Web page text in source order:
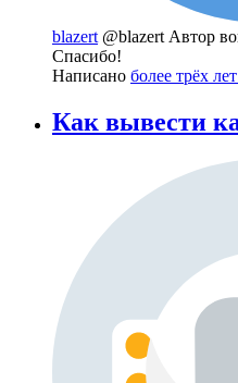
blazert @blazert Автор
Спасибо!
Написано более трёх
Как вывести